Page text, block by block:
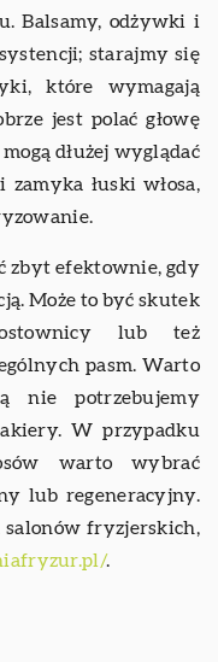
Balsamy, odżywki i
starajmy się
które wymagają
jest polać głowę
dłużej wyglądać
łuski włosa,
zbyt efektownie, gdy
Może to być skutek
lub też
pasm. Warto
nie potrzebujemy
W przypadku
warto wybrać
lub regeneracyjny.
salonów fryzjerskich,
.